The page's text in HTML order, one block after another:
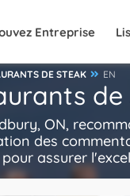
Entreprise
DE STEAK EN
ON,
des
assurer